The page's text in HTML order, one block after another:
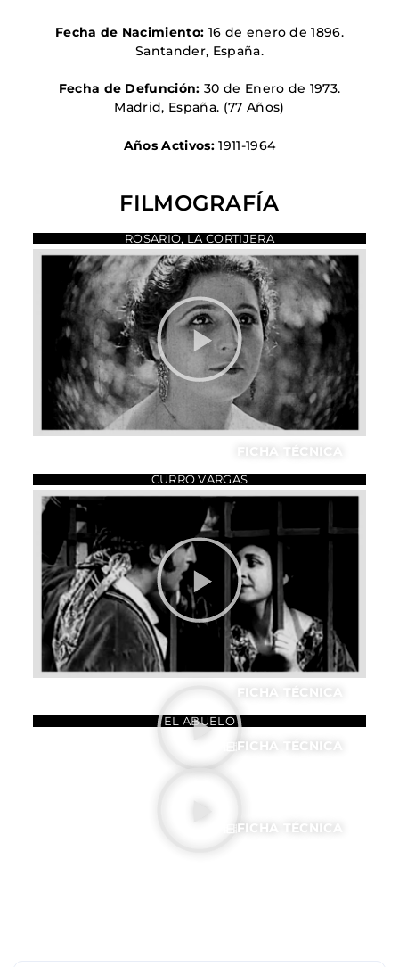
Fecha de Nacimiento: 16 de enero de 1896.
Santander, España.
Fecha de Defunción: 30 de Enero de 1973.
Madrid, España. (77 Años)
Años Activos:1911-1964
FILMOGRAFÍA
ROSARIO, LA CORTIJERA
FICHA TÉCNICA
CURRO VARGAS
FICHA TÉCNICA
EL ABUELO
FICHA TÉCNICA
EL DOS DE MAYO
FICHA TÉCNICA